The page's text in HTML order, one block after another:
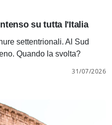
su tutta l'Italia
settentrionali. Al Sud
Quando la svolta?
31/07/2026